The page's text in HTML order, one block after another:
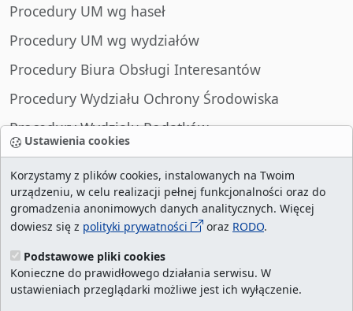
Ustawienia cookies
Korzystamy z plików cookies, instalowanych na Twoim
urządzeniu, w celu realizacji pełnej funkcjonalności oraz do
gromadzenia anonimowych danych analitycznych. Więcej
dowiesz się z polityki prywatności oraz RODO.
Podstawowe pliki cookies
Konieczne do prawidłowego działania serwisu. W
ustawieniach przeglądarki możliwe jest ich wyłączenie.
Procedury UM wg haseł
Procedury UM wg wydziałów
Procedury Biura Obsługi Interesantów
Procedury Wydziału Ochrony Środowiska
Procedury Wydziału Podatków
Procedury Wydziału Spraw Obywatelskich
liczba wizyt:29010618/ aktualna strona:
najczęściej odwiedzane strony
cookies